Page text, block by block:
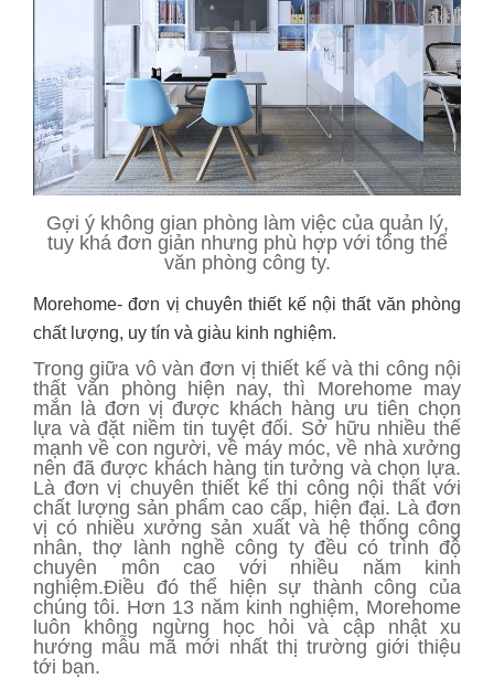
Gợi ý không gian phòng làm việc của quản lý,
tuy khá đơn giản nhưng phù hợp với tổng thể
văn phòng công ty.
Morehome- đơn vị chuyên thiết kế nội thất văn phòng
chất lượng, uy tín và giàu kinh nghiệm.
Trong giữa vô vàn đơn vị thiết kế và thi công nội
thất văn phòng hiện nay, thì Morehome may
mắn là đơn vị được khách hàng ưu tiên chọn
lựa và đặt niềm tin tuyệt đối. Sở hữu nhiều thế
mạnh về con người, về máy móc, về nhà xưởng
nên đã được khách hàng tin tưởng và chọn lựa.
Là đơn vị chuyên thiết kế thi công nội thất với
chất lượng sản phẩm cao cấp, hiện đại. Là đơn
vị có nhiều xưởng sản xuất và hệ thống công
nhân, thợ lành nghề công ty đều có trình độ
chuyên môn cao với nhiều năm kinh
nghiệm.Điều đó thể hiện sự thành công của
chúng tôi. Hơn 13 năm kinh nghiệm, Morehome
luôn không ngừng học hỏi và cập nhật xu
hướng mẫu mã mới nhất thị trường giới thiệu
tới bạn.